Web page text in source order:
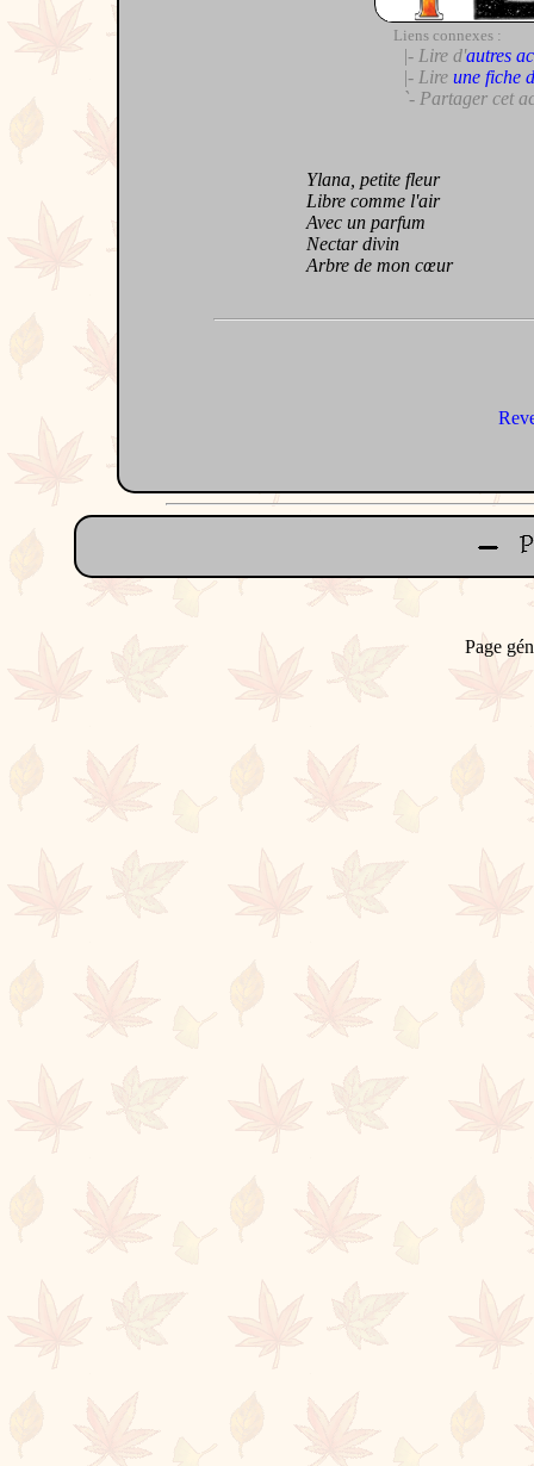
Liens connexes :
|- Lire d'autres
|- Lire une fiche
`- Partager cet
Ylana, petite fleur
Libre comme l'air
Avec un parfum
Nectar divin
Arbre de mon cœur
Page